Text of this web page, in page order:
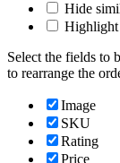
Hide
Highlight
Select the fields to
to rearrange the
Image
SKU
Rating
Price